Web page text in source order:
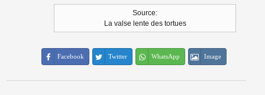
Source:
La valse lente des tortues
Facebook Twitter WhatsApp Image